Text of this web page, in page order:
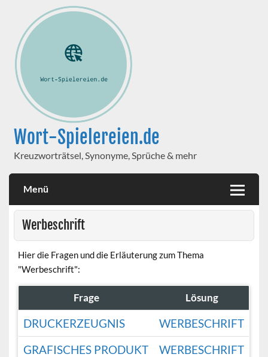
Wort-Spielereien.de
Kreuzworträtsel, Synonyme, Sprüche & mehr
Menü
Werbeschrift
Hier die Fragen und die Erläuterung zum Thema
"Werbeschrift":
Frage Lösung
DRUCKERZEUGNIS
WERBESCHRIFT
GRAFISCHES PRODUKT
WERBESCHRIFT